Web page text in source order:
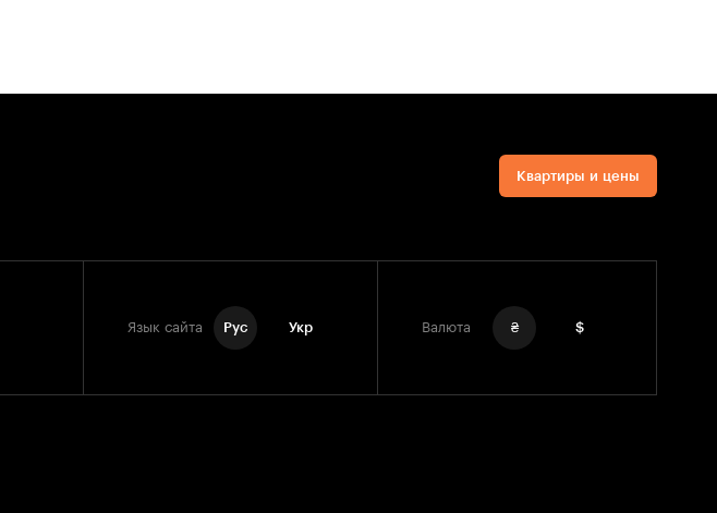
Квартиры и цены
Язык сайта Рус Укр Валюта ₴ $